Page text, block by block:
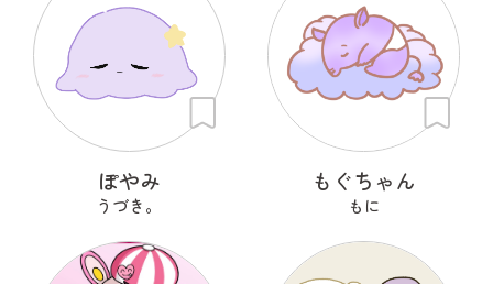
ぽやみ
うづき。
もぐちゃん
もに